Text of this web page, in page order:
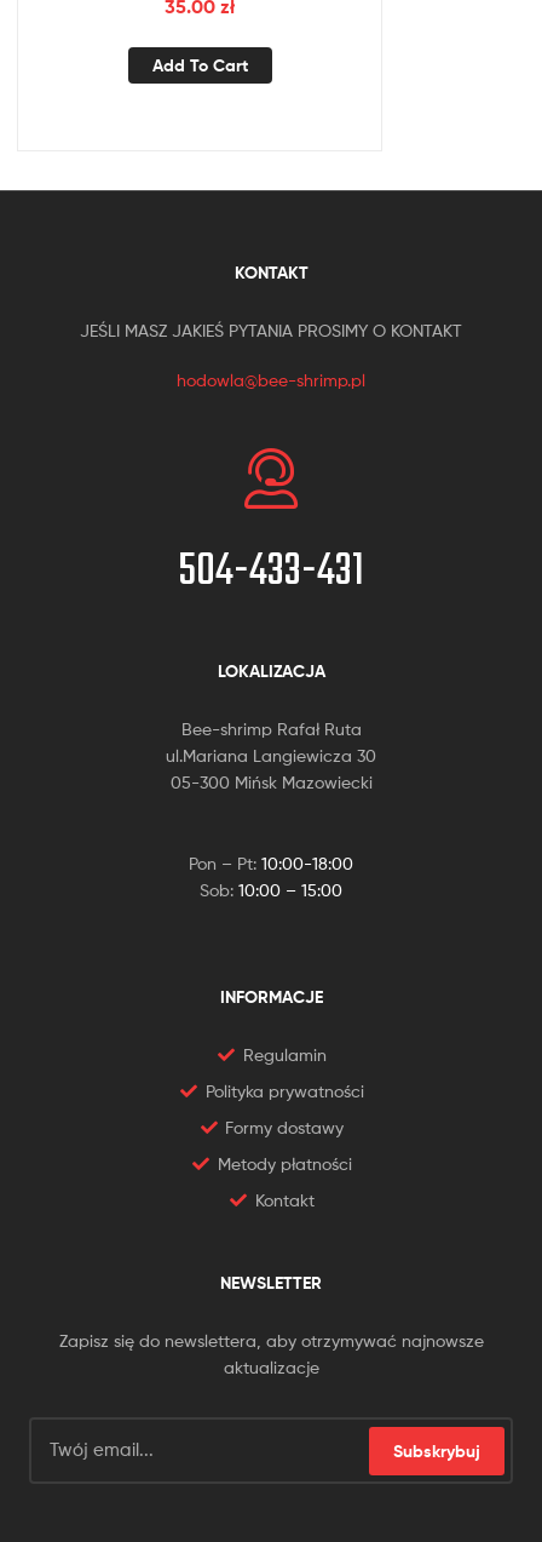
35.00 zł
Add To Cart
KONTAKT
JEŚLI MASZ JAKIEŚ PYTANIA PROSIMY O KONTAKT
hodowla@bee-shrimp.pl
504-433-431
LOKALIZACJA
Bee-shrimp Rafał Ruta
ul.Mariana Langiewicza 30
05-300 Mińsk Mazowiecki
Pon – Pt: 10:00-18:00
Sob: 10:00 – 15:00
INFORMACJE
Regulamin
Polityka prywatności
Formy dostawy
Metody płatności
Kontakt
NEWSLETTER
Zapisz się do newslettera, aby otrzymywać najnowsze
aktualizacje
Subskrybuj